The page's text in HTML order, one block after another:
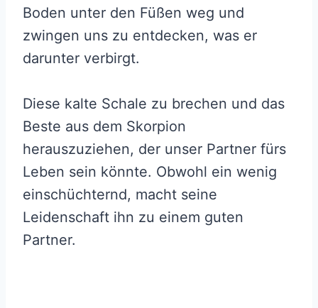
Boden unter den Füßen weg und
zwingen uns zu entdecken, was er
darunter verbirgt.
Diese kalte Schale zu brechen und das
Beste aus dem Skorpion
herauszuziehen, der unser Partner fürs
Leben sein könnte. Obwohl ein wenig
einschüchternd, macht seine
Leidenschaft ihn zu einem guten
Partner.